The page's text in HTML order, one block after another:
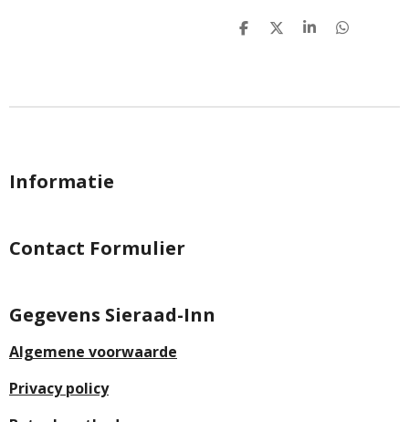
D
D
S
D
Informatie
Contact Formulier
Gegevens Sieraad-Inn
Algemene voorwaarde
Privacy policy